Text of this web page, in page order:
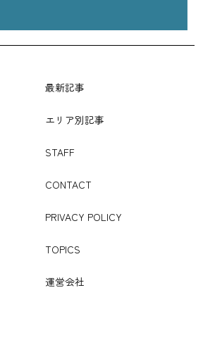
最新記事
エリア別記事
STAFF
CONTACT
PRIVACY POLICY
TOPICS
運営会社